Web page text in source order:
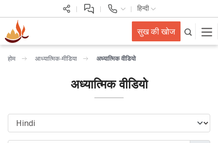
हिन्दी
सुख की खोज
होम आध्यात्मिक-मीडिया अध्यात्मिक वीडियो
अध्यात्मिक वीडियो